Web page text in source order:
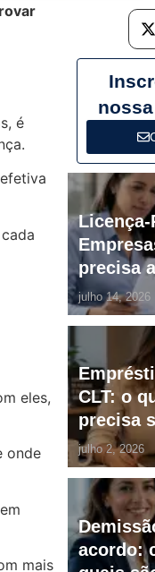
é
eles,
onde
mais
Licença-
precisa
julho 14, 2026
CLT: o
precisa
julho 2, 2026
acordo: